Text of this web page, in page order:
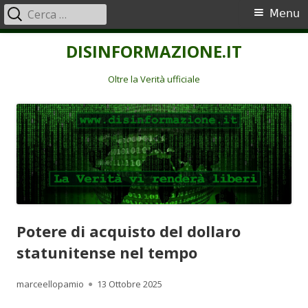
DISINFORMAZIONE.IT
Oltre la Verità ufficiale
Menu
principale
Menu
Ricerca
per:
Potere di acquisto del dollaro
statunitense nel tempo
Autore
marceellopamio Pubblicato
13 Ottobre 2025